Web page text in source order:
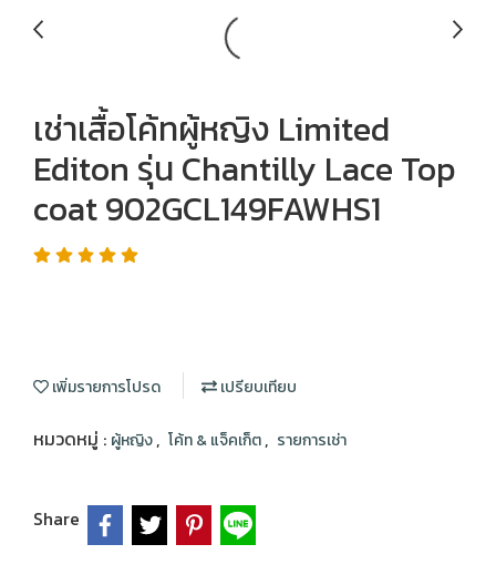
เช่าเสื้อโค้ทผู้หญิง Limited
Editon รุ่น Chantilly Lace Top
coat 902GCL149FAWHS1
เพิ่มรายการโปรด เปรียบเทียบ
หมวดหมู่ : ผู้หญิง, โค้ท & แจ็คเก็ต, รายการเช่า
Share